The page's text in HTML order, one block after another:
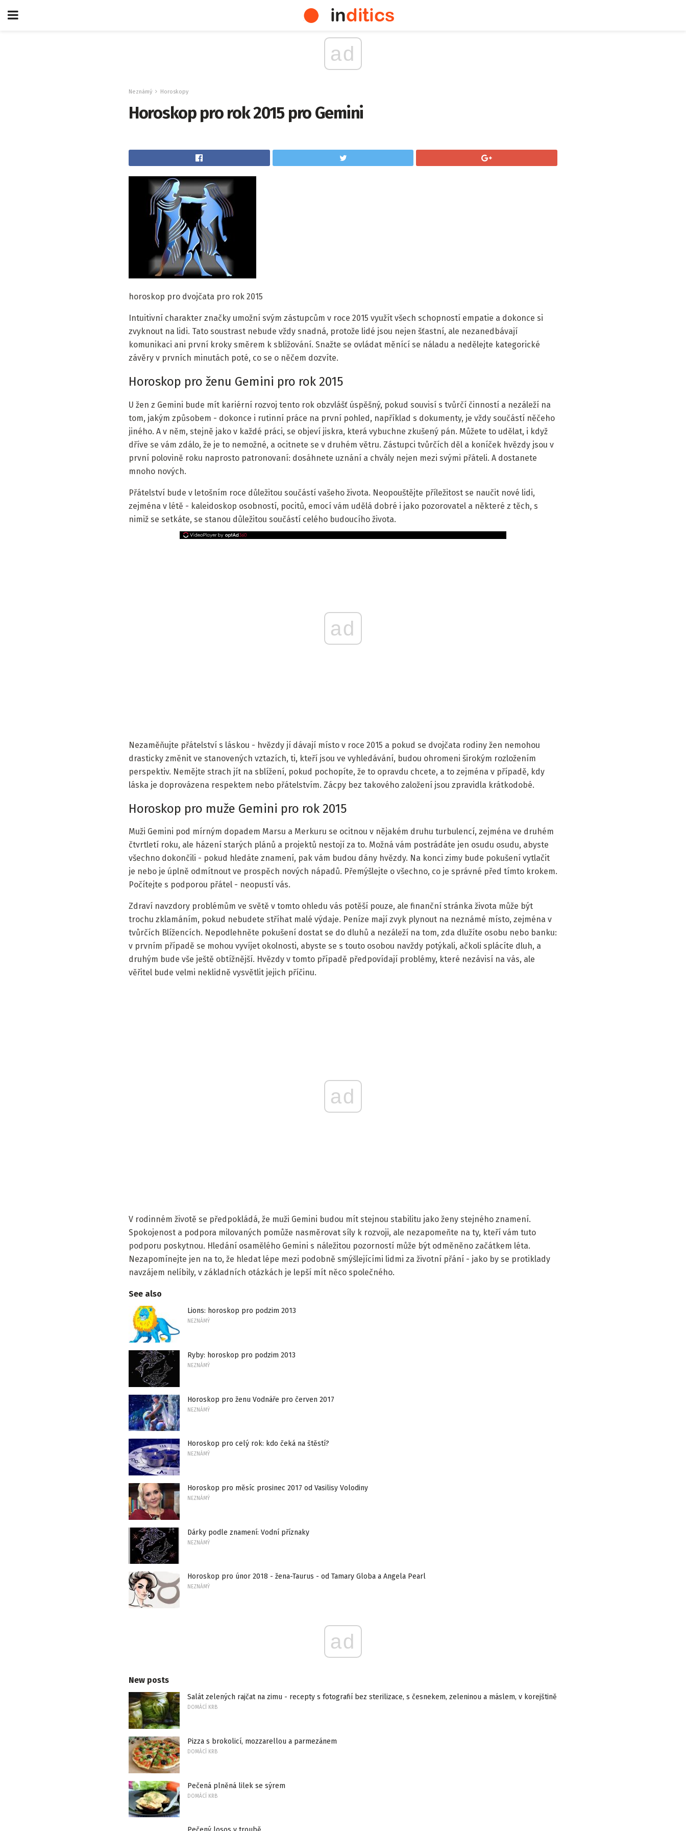
ad
Neznámý Horoskopy
Horoskop pro rok 2015 pro Gemini
horoskop pro dvojčata pro rok 2015
Intuitivní charakter značky umožní svým zástupcům v roce 2015 využít všech schopností empatie a dokonce si
zvyknout na lidi. Tato soustrast nebude vždy snadná, protože lidé jsou nejen šťastní, ale nezanedbávají
komunikaci ani první kroky směrem k sbližování. Snažte se ovládat měnící se náladu a nedělejte kategorické
závěry v prvních minutách poté, co se o něčem dozvíte.
Horoskop pro ženu Gemini pro rok 2015
U žen z Gemini bude mít kariérní rozvoj tento rok obzvlášť úspěšný, pokud souvisí s tvůrčí činností a nezáleží na
tom, jakým způsobem - dokonce i rutinní práce na první pohled, například s dokumenty, je vždy součástí něčeho
jiného. A v něm, stejně jako v každé práci, se objeví jiskra, která vybuchne zkušený pán. Můžete to udělat, i když
dříve se vám zdálo, že je to nemožné, a ocitnete se v druhém větru. Zástupci tvůrčích děl a koníček hvězdy jsou v
první polovině roku naprosto patronovaní: dosáhnete uznání a chvály nejen mezi svými přáteli. A dostanete
mnoho nových.
Přátelství bude v letošním roce důležitou součástí vašeho života. Neopouštějte příležitost se naučit nové lidi,
zejména v létě - kaleidoskop osobností, pocitů, emocí vám udělá dobré i jako pozorovatel a některé z těch, s
nimiž se setkáte, se stanou důležitou součástí celého budoucího života.
ad
Nezaměňujte přátelství s láskou - hvězdy jí dávají místo v roce 2015 a pokud se dvojčata rodiny žen nemohou
drasticky změnit ve stanovených vztazích, ti, kteří jsou ve vyhledávání, budou ohromeni širokým rozložením
perspektiv. Nemějte strach jít na sblížení, pokud pochopíte, že to opravdu chcete, a to zejména v případě, kdy
láska je doprovázena respektem nebo přátelstvím. Zácpy bez takového založení jsou zpravidla krátkodobé.
Horoskop pro muže Gemini pro rok 2015
Muži Gemini pod mírným dopadem Marsu a Merkuru se ocitnou v nějakém druhu turbulencí, zejména ve druhém
čtvrtletí roku, ale házení starých plánů a projektů nestojí za to. Možná vám postrádáte jen osudu osudu, abyste
všechno dokončili - pokud hledáte znamení, pak vám budou dány hvězdy. Na konci zimy bude pokušení vytlačit
je nebo je úplně odmítnout ve prospěch nových nápadů. Přemýšlejte o všechno, co je správné před tímto krokem.
Počítejte s podporou přátel - neopustí vás.
Zdraví navzdory problémům ve světě v tomto ohledu vás potěší pouze, ale finanční stránka života může být
trochu zklamáním, pokud nebudete stříhat malé výdaje. Peníze mají zvyk plynout na neznámé místo, zejména v
tvůrčích Blížencích. Nepodlehněte pokušení dostat se do dluhů a nezáleží na tom, zda dlužíte osobu nebo banku:
v prvním případě se mohou vyvíjet okolnosti, abyste se s touto osobou navždy potýkali, ačkoli splácíte dluh, a
druhým bude vše ještě obtížnější. Hvězdy v tomto případě předpovídají problémy, které nezávisí na vás, ale
věřitel bude velmi neklidně vysvětlit jejich příčinu.
ad
V rodinném životě se předpokládá, že muži Gemini budou mít stejnou stabilitu jako ženy stejného znamení.
Spokojenost a podpora milovaných pomůže nasměrovat síly k rozvoji, ale nezapomeňte na ty, kteří vám tuto
podporu poskytnou. Hledání osamělého Gemini s náležitou pozorností může být odměněno začátkem léta.
Nezapomínejte jen na to, že hledat lépe mezi podobně smýšlejícími lidmi za životní přání - jako by se protiklady
navzájem nelíbily, v základních otázkách je lepší mít něco společného.
See also
Lions: horoskop pro podzim 2013
NEZNÁMÝ
Ryby: horoskop pro podzim 2013
NEZNÁMÝ
Horoskop pro ženu Vodnáře pro červen 2017
NEZNÁMÝ
Horoskop pro celý rok: kdo čeká na štěstí?
NEZNÁMÝ
Horoskop pro měsíc prosinec 2017 od Vasilisy Volodiny
NEZNÁMÝ
Dárky podle znamení: Vodní příznaky
NEZNÁMÝ
Horoskop pro únor 2018 - žena-Taurus - od Tamary Globa a Angela Pearl
NEZNÁMÝ
ad
New posts
Salát zelených rajčat na zimu - recepty s fotografií bez sterilizace, s česnekem, zeleninou a máslem, v korejštině
DOMÁCÍ KRB
Pizza s brokolicí, mozzarellou a parmezánem
DOMÁCÍ KRB
Pečená plněná lilek se sýrem
DOMÁCÍ KRB